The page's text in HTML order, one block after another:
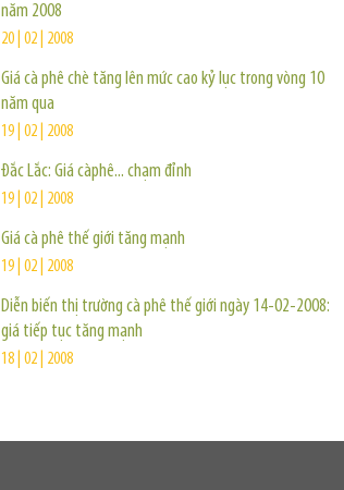
năm 2008
20 | 02 | 2008
Giá cà phê chè tăng lên mức cao kỷ lục trong vòng 10
năm qua
19 | 02 | 2008
Đắc Lắc: Giá càphê... chạm đỉnh
19 | 02 | 2008
Giá cà phê thế giới tăng mạnh
19 | 02 | 2008
Diễn biến thị trường cà phê thế giới ngày 14-02-2008:
giá tiếp tục tăng mạnh
18 | 02 | 2008